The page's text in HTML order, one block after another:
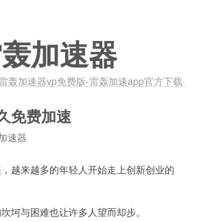
加速器
轰加速器vp免费版-雷轰加速app官方下载
免费加速
速器
来越多的年轻人开始走上创新创业的
与困难也让许多人望而却步。